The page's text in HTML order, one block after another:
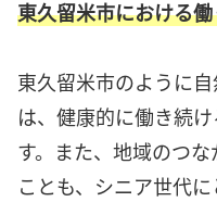
東久留米市における
東久留米市のように
は、健康的に働き続
す。また、地域のつ
ことも、シニア世代